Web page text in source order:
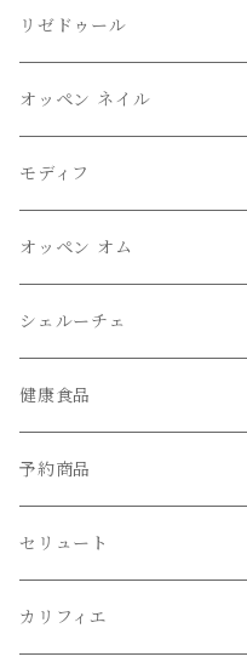
リゼドゥール
オッペン ネイル
モディフ
オッペン オム
シェルーチェ
健康食品
予約商品
セリュート
カリフィエ